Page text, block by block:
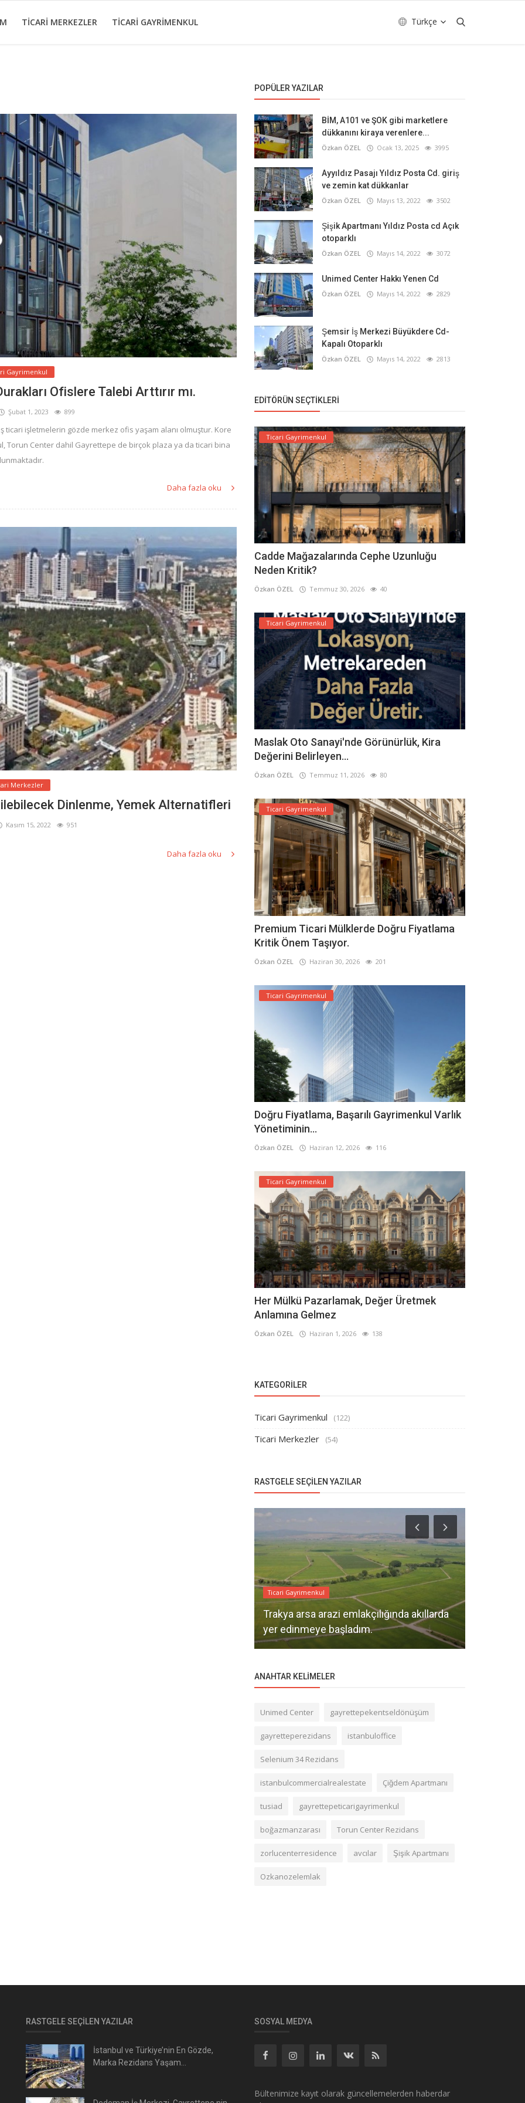
TICARI MERKEZLER TICARI GAYRIMENKUL Türkçe
Gayrimenkul
Ofislere Talebi Arttırır mı.
Şubat 1, 2023 899
işletmelerin gözde merkez ofis yaşam alanı olmuştur. Kore
Torun Center dahil Gayrettepe de birçok plaza ya da ticari bina
Daha fazla oku
Merkezler
Dinlenme, Yemek Alternatifleri
Kasım 15, 2022 951
Daha fazla oku
POPÜLER YAZILAR
BİM, A101 ve ŞOK gibi marketlere
dükkanını kiraya verenlere...
Özkan ÖZEL Ocak 13, 2025 3995
Ayyıldız Pasajı Yıldız Posta Cd. giriş
ve zemin kat dükkanlar
Özkan ÖZEL Mayıs 13, 2022 3502
Şişik Apartmanı Yıldız Posta cd Açık
otoparklı
Özkan ÖZEL Mayıs 14, 2022 3072
Unimed Center Hakkı Yenen Cd
Özkan ÖZEL Mayıs 14, 2022 2829
Şemsir İş Merkezi Büyükdere Cd-
Kapalı Otoparklı
Özkan ÖZEL Mayıs 14, 2022 2813
EDITÖRÜN SEÇTIKLERI
Ticari Gayrimenkul
Cadde Mağazalarında Cephe Uzunluğu
Neden Kritik?
Özkan ÖZEL Temmuz 30, 2026 40
Ticari Gayrimenkul
Maslak Oto Sanayi'nde Görünürlük, Kira
Değerini Belirleyen...
Özkan ÖZEL Temmuz 11, 2026 80
Ticari Gayrimenkul
Premium Ticari Mülklerde Doğru Fiyatlama
Kritik Önem Taşıyor.
Özkan ÖZEL Haziran 30, 2026 201
Ticari Gayrimenkul
Doğru Fiyatlama, Başarılı Gayrimenkul Varlık
Yönetiminin...
Özkan ÖZEL Haziran 12, 2026 116
Ticari Gayrimenkul
Her Mülkü Pazarlamak, Değer Üretmek
Anlamına Gelmez
Özkan ÖZEL Haziran 1, 2026 138
KATEGORILER
Ticari Gayrimenkul (122)
Ticari Merkezler (54)
RASTGELE SEÇILEN YAZILAR
Ticari Gayrimenkul
Trakya arsa arazi emlakçılığında akıllarda
yer edinmeye başladım.
ANAHTAR KELIMELER
Unimed Center gayrettepekentseldönüşüm
gayretteperezidans istanbuloffice
Selenium 34 Rezidans
istanbulcommercialrealestate Çiğdem Apartmanı
tusiad gayrettepeticarigayrimenkul
boğazmanzarası Torun Center Rezidans
zorlucenterresidence avcılar Şişik Apartmanı
Ozkanozelemlak
RASTGELE SEÇILEN YAZILAR
İstanbul ve Türkiye’nin En Gözde,
Marka Rezidans Yaşam...
SOSYAL MEDYA
Bültenimize kayıt olarak güncellemelerden haberdar